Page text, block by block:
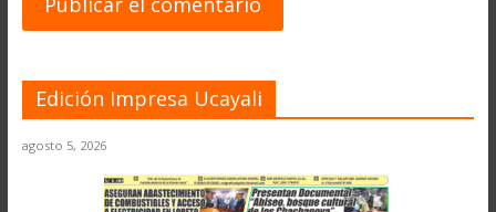
Edición Impresa Ucayali
agosto 5, 2026